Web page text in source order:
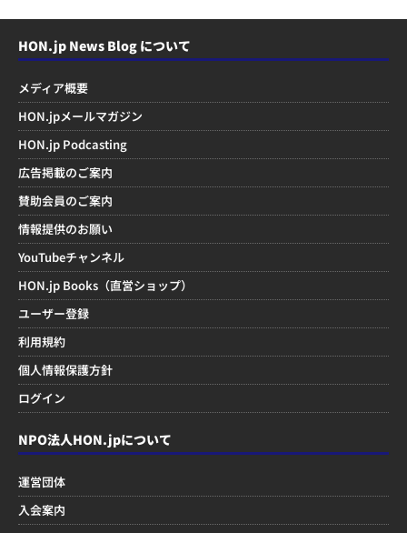
HON.jp News Blog について
メディア概要
HON.jpメールマガジン
HON.jp Podcasting
広告掲載のご案内
賛助会員のご案内
情報提供のお願い
YouTubeチャンネル
HON.jp Books（直営ショップ）
ユーザー登録
利用規約
個人情報保護方針
ログイン
NPO法人HON.jpについて
運営団体
入会案内